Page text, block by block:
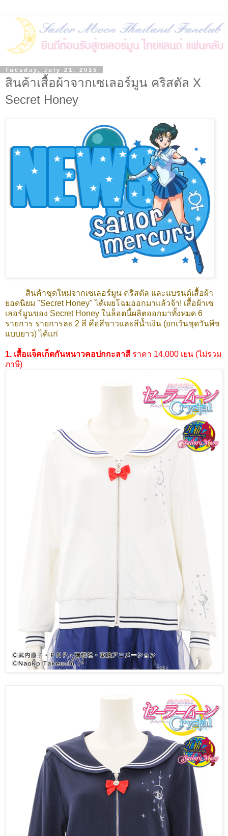
Tuesday, July 21, 2015
สินค้าเสื้อผ้าจากเซเลอร์มูน คริสตัล X
Secret Honey
สินค้าชุดใหม่จากเซเลอร์มูน คริสตัล และแบรนด์เสื้อผ้า
ยอดนิยม "Secret Honey" ได้เผยโฉมออกมาแล้วจ้า! เสื้อผ้าเซ
เลอร์มูนของ Secret Honey ในล็อตนี้ผลิตออกมาทั้งหมด 6
รายการ รายการละ 2 สี คือสีขาวและสีน้ำเงิน (ยกเว้นชุดวันพีซ
แบบยาว) ได้แก่
1. เสื้อแจ็คเก็ตกันหนาวคอปกกะลาสี ราคา 14,000 เยน (ไม่รวม
ภาษี)